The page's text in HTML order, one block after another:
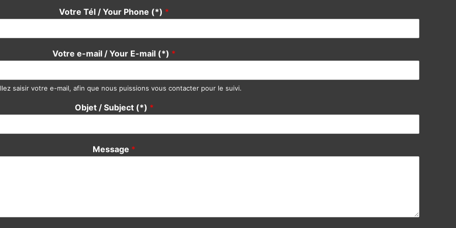
Votre Tél / Your Phone (*) *
Votre e-mail / Your E-mail (*) *
saisir votre e-mail, afin que nous puissions vous contacter pour le suivi.
Objet / Subject (*) *
Message *